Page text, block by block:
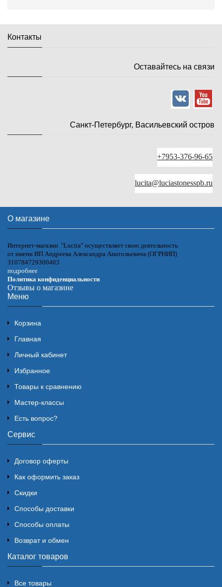
Контакты
Оставайтесь на связи
Санкт-Петербург, Васильевский остров
+7953-376-96-65
lucita@luciastonesspb.ru
О магазине
Интернет-магазин "Lucita" осуществляет свою деятельность
от имени ИП Андреева Александра Анатольевича (ОГРНИП)
310784729300403
подробнее
Политика конфиденциальности
Отзывы о магазине
Меню
Корзина
Главная
Личный кабинет
Избранное
Товары к сравнению
Мастер-классы
Есть вопрос?
Сервис
Договор оферты
Как оформить заказ
Скидки
Способы доставки
Способы оплаты
Возврат и обмен
Каталог товаров
Все товары